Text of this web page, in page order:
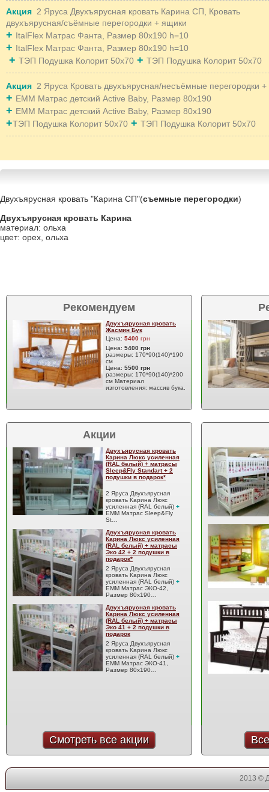
Акция 2 Яруса Двухъярусная кровать Карина СП, Кровать
двухъярусная/съёмные перегородки + ящики
+ ItalFlex Матрас Фанта, Размер 80х190 h=10
+ ItalFlex Матрас Фанта, Размер 80х190 h=10
+ ТЭП Подушка Колорит 50х70 + ТЭП Подушка Колорит 50х70
Акция 2 Яруса Кровать двухъярусная/несъёмные перегородки
+ EMM Матрас детский Active Baby, Размер 80x190
+ EMM Матрас детский Active Baby, Размер 80x190
+ТЭП Подушка Колорит 50х70 + ТЭП Подушка Колорит 50х70
Двухъярусная кровать "Карина СП"(съемные перегородки)
Двухъярусная кровать Карина
материал: ольха
цвет: орех, ольха
Рекомендуем
Двухъярусная кровать
Жасмин Бук
Цена: 5400 грн
Цена: 5400 грн
размеры: 170*90(140)*190
см
Цена: 5500 грн
размеры: 170*90(140)*200
см Материал
изготовления: массив бука.
Акции
Двухъярусная кровать
Карина Люкс усиленная
(RAL белый) + матрасы
Sleep&Fly Standart + 2
подушки в подарок*
2 Яруса Двухъярусная
кровать Карина Люкс
усиленная (RAL белый) +
EMM Матрас Sleep&Fly
St…
Двухъярусная кровать
Карина Люкс усиленная
(RAL белый) + матрасы
Эко 42 + 2 подушки в
подарок*
2 Яруса Двухъярусная
кровать Карина Люкс
усиленная (RAL белый) +
EMM Матрас ЭКО-42,
Размер 80x190…
Двухъярусная кровать
Карина Люкс усиленная
(RAL белый) + матрасы
Эко 41 + 2 подушки в
подарок
2 Яруса Двухъярусная
кровать Карина Люкс
усиленная (RAL белый) +
EMM Матрас ЭКО-41,
Размер 80x190…
Смотреть все акции
2013 ©